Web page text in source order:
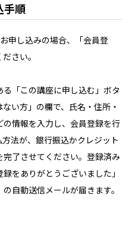
手順
申し込みの場合、「会員登
さい。
「この講座に申し込む」ボタ
い方」の欄で、氏名・住所・
情報を入力し、会員登録を行
法が、銀行振込かクレジット
了させてください。登録済み
をありがとうございました」
自動送信メールが届きます。